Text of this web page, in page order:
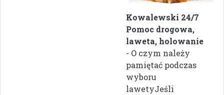
Kowalewski 24/7
Pomoc drogowa,
laweta, holowanie
- O czym należy
pamiętać podczas
wyboru
lawetyJeśli